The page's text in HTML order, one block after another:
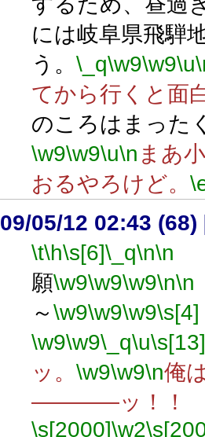
には岐阜県飛騨
う。 \_q\w9\w9\u
てから行くと面
のころはまった
\w9\w9\u\n まあ
おるやろけど。
09/05/12 02:43 (68)
\t\h\s[6]\_q\n\n
願\w9\w9\w9\n\n
～\w9\w9\w9\s[4]
\w9\w9\_q\u\s[13]
ッ。 \w9\w9\n俺
――――ッ！！
\s[2000]\w2